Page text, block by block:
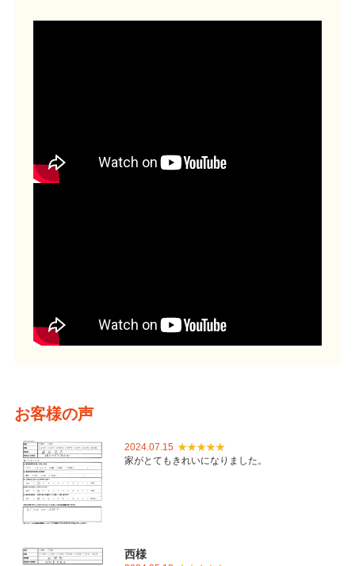
お客様の声
2024.07.15
家がとてもきれいになりました。
西様